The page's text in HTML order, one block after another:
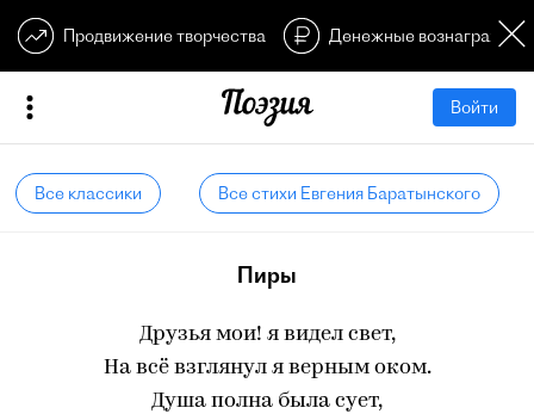
Продвижение творчества Денежные
Войти
Все классики Все стихи Евгения Баратынского
Пиры
Друзья мои! я видел свет,
На всё взглянул я верным оком.
Душа полна была сует,